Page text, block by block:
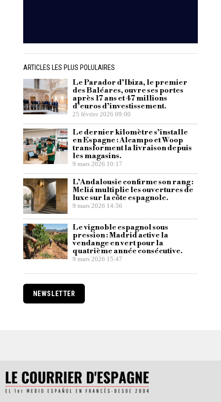
ARTICLES LES PLUS POLULAIRES
Le Parador d’Ibiza, le premier
des Baléares, ouvre ses portes
après 17 ans et 47 millions
d’euros d’investissement.
25 février 2026 09:00
Le dernier kilomètre s’installe
en Espagne : Alcampo et Woop
transforment la livraison depuis
les magasins.
9 mars 2026 10:17
L’Andalousie confirme son rang :
Meliá multiplie les ouvertures de
luxe sur la côte espagnole.
9 mars 2026 14:56
Le vignoble espagnol sous
pression : Madrid active la
vendange en vert pour la
quatrième année consécutive.
9 mars 2026 15:47
NEWSLETTER